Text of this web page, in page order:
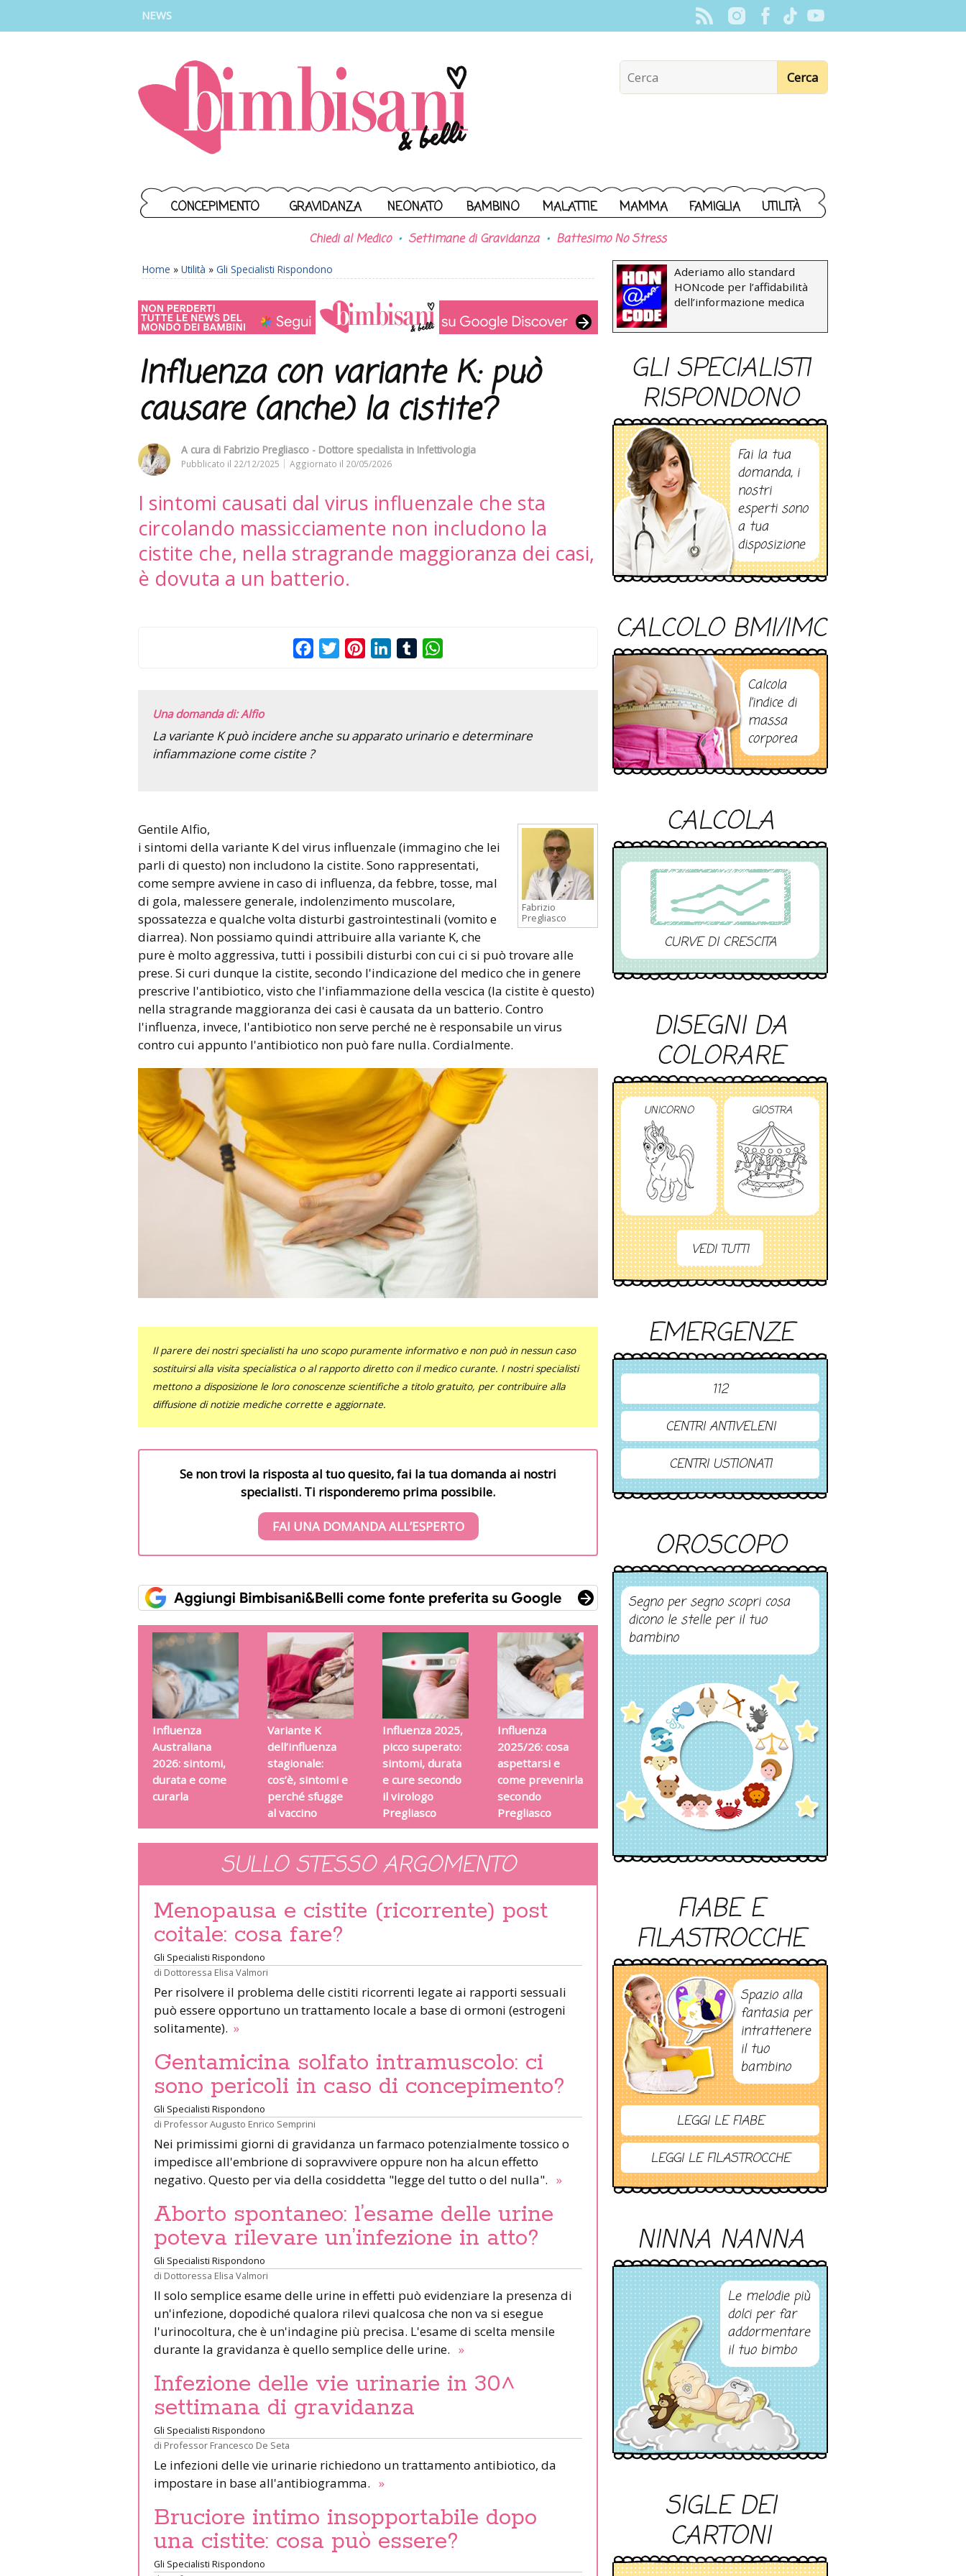
NEWS
CONCEPIMENTO GRAVIDANZA NEONATO BAMBINO MALATTIE MAMMA FAMIGLIA UTILITÀ
Chiedi al Medico Settimane di Gravidanza Battesimo No Stress
Home » Utilità » Gli Specialisti Rispondono
Influenza con variante K: può
causare (anche) la cistite?
A cura di Fabrizio Pregliasco - Dottore specialista in Infettivologia
Pubblicato il 22/12/2025 Aggiornato il 20/05/2026
I sintomi causati dal virus influenzale che sta
circolando massicciamente non includono la
cistite che, nella stragrande maggioranza dei casi,
è dovuta a un batterio.
FacebookTwitterPinterestLinkedInTumblr
Una domanda di: Alfio
La variante K può incidere anche su apparato urinario e determinare
infiammazione come cistite ?
Fabrizio
Pregliasco
Gentile Alfio,
i sintomi della variante K del virus influenzale (immagino che lei
parli di questo) non includono la cistite. Sono rappresentati,
come sempre avviene in caso di influenza, da febbre, tosse, mal
di gola, malessere generale, indolenzimento muscolare,
spossatezza e qualche volta disturbi gastrointestinali (vomito e
diarrea). Non possiamo quindi attribuire alla variante K, che
pure è molto aggressiva, tutti i possibili disturbi con cui ci si può trovare alle
prese. Si curi dunque la cistite, secondo l'indicazione del medico che in genere
prescrive l'antibiotico, visto che l'infiammazione della vescica (la cistite è questo)
nella stragrande maggioranza dei casi è causata da un batterio. Contro
l'influenza, invece, l'antibiotico non serve perché ne è responsabile un virus
contro cui appunto l'antibiotico non può fare nulla. Cordialmente.
Il parere dei nostri specialisti ha uno scopo puramente informativo e non può in nessun caso
sostituirsi alla visita specialistica o al rapporto diretto con il medico curante. I nostri specialisti
mettono a disposizione le loro conoscenze scientifiche a titolo gratuito, per contribuire alla
diffusione di notizie mediche corrette e aggiornate.
Se non trovi la risposta al tuo quesito, fai la tua domanda ai nostri
specialisti. Ti risponderemo prima possibile.
FAI UNA DOMANDA ALL’ESPERTO
Influenza
Australiana
2026: sintomi,
durata e come
curarla
Variante K
dell’influenza
stagionale:
cos’è, sintomi e
perché sfugge
al vaccino
Influenza 2025,
picco superato:
sintomi, durata
e cure secondo
il virologo
Pregliasco
Influenza
2025/26: cosa
aspettarsi e
come prevenirla
secondo
Pregliasco
SULLO STESSO ARGOMENTO
Menopausa e cistite (ricorrente) post
coitale: cosa fare?
Gli Specialisti Rispondono
di Dottoressa Elisa Valmori
Per risolvere il problema delle cistiti ricorrenti legate ai rapporti sessuali
può essere opportuno un trattamento locale a base di ormoni (estrogeni
solitamente). »
Gentamicina solfato intramuscolo: ci
sono pericoli in caso di concepimento?
Gli Specialisti Rispondono
di Professor Augusto Enrico Semprini
Nei primissimi giorni di gravidanza un farmaco potenzialmente tossico o
impedisce all'embrione di sopravvivere oppure non ha alcun effetto
negativo. Questo per via della cosiddetta "legge del tutto o del nulla". »
Aborto spontaneo: l’esame delle urine
poteva rilevare un’infezione in atto?
Gli Specialisti Rispondono
di Dottoressa Elisa Valmori
Il solo semplice esame delle urine in effetti può evidenziare la presenza di
un'infezione, dopodiché qualora rilevi qualcosa che non va si esegue
l'urinocoltura, che è un'indagine più precisa. L'esame di scelta mensile
durante la gravidanza è quello semplice delle urine. »
Infezione delle vie urinarie in 30^
settimana di gravidanza
Gli Specialisti Rispondono
di Professor Francesco De Seta
Le infezioni delle vie urinarie richiedono un trattamento antibiotico, da
impostare in base all'antibiogramma. »
Bruciore intimo insopportabile dopo
una cistite: cosa può essere?
Gli Specialisti Rispondono
Aderiamo allo standard
HONcode per l’affidabilità
dell’informazione medica
GLI SPECIALISTI
RISPONDONO
Fai la tua
domanda, i
nostri
esperti sono
a tua
disposizione
CALCOLO BMI/IMC
Calcola
l’indice di
massa
corporea
CALCOLA
CURVE DI CRESCITA
DISEGNI DA
COLORARE
UNICORNO GIOSTRA
VEDI TUTTI
EMERGENZE
112
CENTRI ANTIVELENI
CENTRI USTIONATI
OROSCOPO
Segno per segno scopri cosa
dicono le stelle per il tuo
bambino
FIABE E
FILASTROCCHE
Spazio alla
fantasia per
intrattenere
il tuo
bambino
LEGGI LE FIABE
LEGGI LE FILASTROCCHE
NINNA NANNA
Le melodie più
dolci per far
addormentare
il tuo bimbo
SIGLE DEI
CARTONI